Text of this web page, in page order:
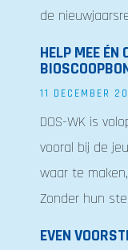
de
HELP MEE ÉN
11 DECEMBER
DOS-WK is
vooral bij de
waar te
Zonder hun
EVEN